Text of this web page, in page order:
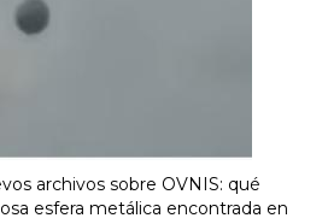
archivos sobre OVNIS: qué
esfera metálica encontrada en